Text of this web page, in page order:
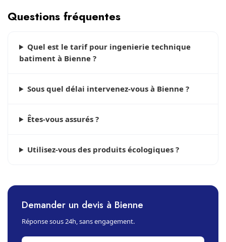
Questions fréquentes
Quel est le tarif pour ingenierie technique
batiment à Bienne ?
Sous quel délai intervenez-vous à Bienne ?
Êtes-vous assurés ?
Utilisez-vous des produits écologiques ?
Demander un devis à Bienne
Réponse sous 24h, sans engagement.